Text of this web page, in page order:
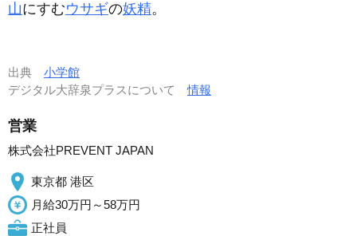
山にすむウサギの妖精。
出典 小学館
デジタル大辞泉プラスについて情報
営業
株式会社PREVENT JAPAN
東京都 港区
月給30万円～58万円
正社員